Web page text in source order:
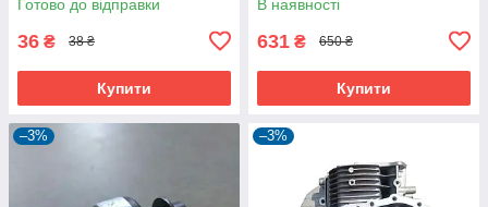
Готово до відправки
36 ₴ 38 ₴
Купити
В наявності
631 ₴ 650 ₴
Купити
–3% –3%